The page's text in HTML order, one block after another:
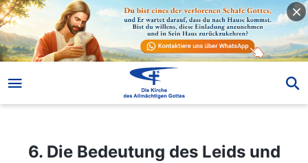
6. Die Bedeutung des Leids und